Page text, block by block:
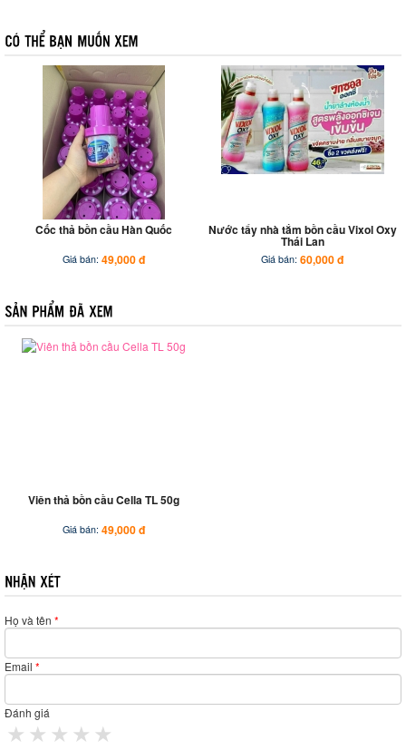
Cốc thả bồn cầu Hàn Quốc
Giá bán: 49,000 đ
Nước tẩy nhà tắm bồn cầu Vixol Oxy
Thái Lan
Giá bán: 60,000 đ
Viên thả bồn cầu Cella TL 50g
Giá bán: 49,000 đ
Họ và tên *
Email *
Đánh giá
4 stars
3 stars
2 stars
1 star